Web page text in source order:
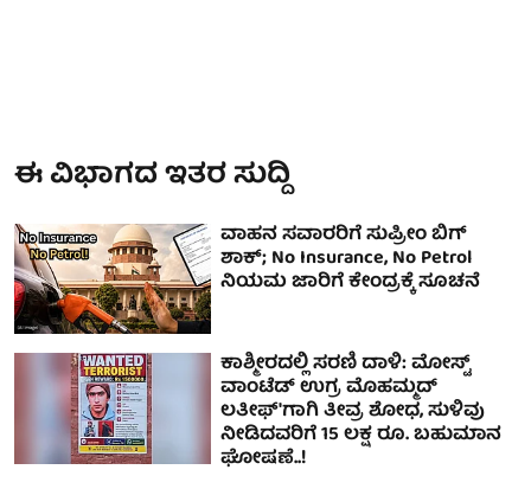
ಈ ವಿಭಾಗದ ಇತರ ಸುದ್ದಿ
ವಾಹನ ಸವಾರರಿಗೆ ಸುಪ್ರೀಂ ಬಿಗ್
ಶಾಕ್; No Insurance, No Petrol
ನಿಯಮ ಜಾರಿಗೆ ಕೇಂದ್ರಕ್ಕೆ ಸೂಚನೆ
ಕಾಶ್ಮೀರದಲ್ಲಿ ಸರಣಿ ದಾಳಿ: ಮೋಸ್ಟ್‌
ವಾಂಟೆಡ್‌ ಉಗ್ರ ಮೊಹಮ್ಮದ್
ಲತೀಫ್'ಗಾಗಿ ತೀವ್ರ ಶೋಧ, ಸುಳಿವು
ನೀಡಿದವರಿಗೆ 15 ಲಕ್ಷ ರೂ. ಬಹುಮಾನ
ಘೋಷಣೆ..!